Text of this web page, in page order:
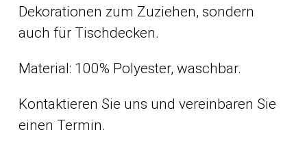
Dekorationen zum Zuziehen, sondern
auch für Tischdecken.
Material: 100% Polyester, waschbar.
Kontaktieren Sie uns und vereinbaren Sie
einen Termin.